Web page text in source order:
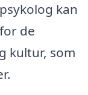
kan
de
kultur, som